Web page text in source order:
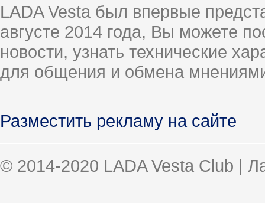
LADA Vesta был впервые
августе 2014 года, Вы можете
новости, узнать технические
для общения и обмена
Разместить рекламу на сайте
© 2014-2020 LADA Vesta Club |